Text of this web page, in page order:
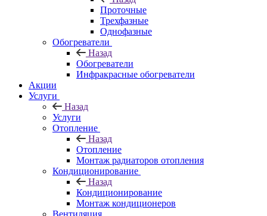
Проточные
Трехфазные
Однофазные
Обогреватели
Назад
Обогреватели
Инфракрасные обогреватели
Акции
Услуги
Назад
Услуги
Отопление
Назад
Отопление
Монтаж радиаторов отопления
Кондиционирование
Назад
Кондиционирование
Монтаж кондиционеров
Вентиляция